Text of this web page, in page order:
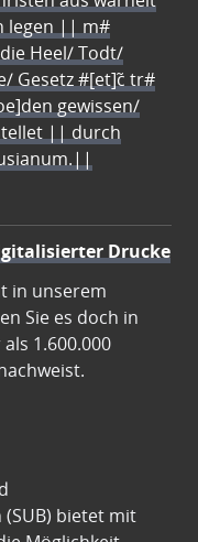
legen || m#
Heel/ Todt/
Gesetz #[et]c̃ tr#
gewissen/
|| durch
Drucke
in unserem
Sie es doch in
1.600.000
bietet mit